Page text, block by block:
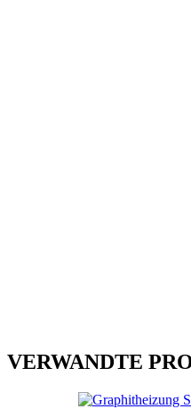
VERWANDTE